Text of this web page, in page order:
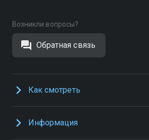
Возникли вопросы?
Обратная связь
Как смотреть
Информация